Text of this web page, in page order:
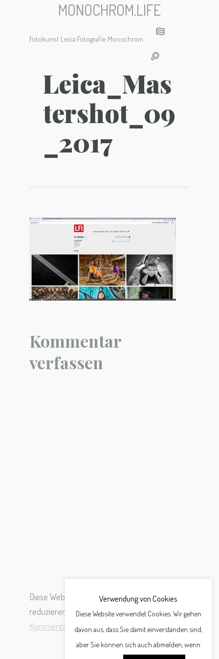
MONOCHROM.LIFE
Fotokunst Leica Fotografie Monochrom
Leica_Mas
tershot_09
_2017
Kommentar
verfassen
Diese Website verwendet Akismet, um Spam zu
reduzieren.
Erfahre, wie deine
Kommentardaten verarbeitet werden.
Verwendung von Cookies
Diese Website verwendet Cookies. Wir gehen
davon aus, dass Sie damit einverstanden sind,
aber Sie können sich auch abmelden, wenn